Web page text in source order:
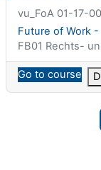
课程简称
vu_FoA 01-17-
课程名称
Future of Work
课程类别
FB01 Rechts-
Go to course